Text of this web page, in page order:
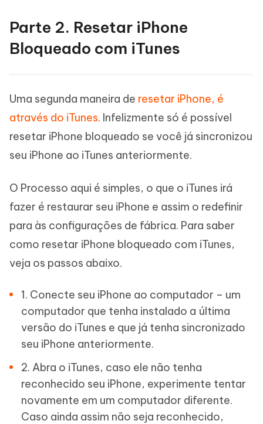
Parte 2. Resetar iPhone
Bloqueado com iTunes
Uma segunda maneira de resetar iPhone, é
através do iTunes. Infelizmente só é possível
resetar iPhone bloqueado se você já sincronizou
seu iPhone ao iTunes anteriormente.
O Processo aqui é simples, o que o iTunes irá
fazer é restaurar seu iPhone e assim o redefinir
para às configurações de fábrica. Para saber
como resetar iPhone bloqueado com iTunes,
veja os passos abaixo.
1. Conecte seu iPhone ao computador – um
computador que tenha instalado a última
versão do iTunes e que já tenha sincronizado
seu iPhone anteriormente.
2. Abra o iTunes, caso ele não tenha
reconhecido seu iPhone, experimente tentar
novamente em um computador diferente.
Caso ainda assim não seja reconhecido,